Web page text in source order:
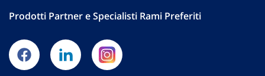
Prodotti Partner e Specialisti Rami Preferiti